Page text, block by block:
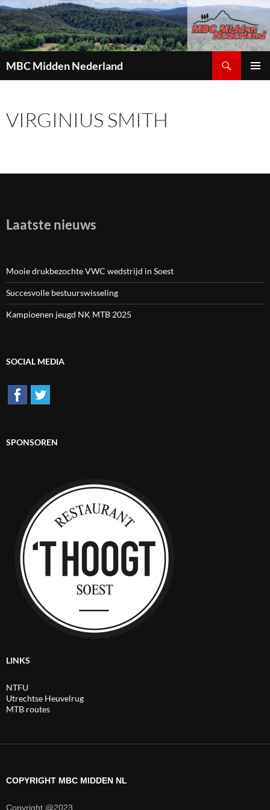
MBC Midden Nederland
INHOUD
VIRGINIUS SMITH
Laatste nieuws
Mooie drukbezochte VWC wedstrijd in Soest
Succesvolle bestuurswisseling
Kampioenen jeugd NK MTB 2025
SOCIAL MEDIA
SPONSOREN
LINKS
NTFU
Utrechtse Heuvelrug
MTB routes
COPYRIGHT MBC MIDDEN NL
Copyright @2023